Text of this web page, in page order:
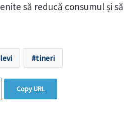
să reducă consumul și să
tineri
Copy URL